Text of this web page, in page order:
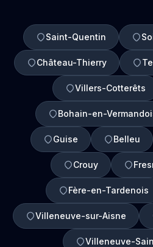
Saint-Quentin
Château-Thierry
Villers-Cotterêts
Bohain-en-
Guise Belleu
Crouy
Fère-en-Tardenois
Villeneuve-sur-Aisne
Villeneuve-